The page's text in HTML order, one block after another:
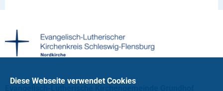
Diese Webseite verwendet Cookies